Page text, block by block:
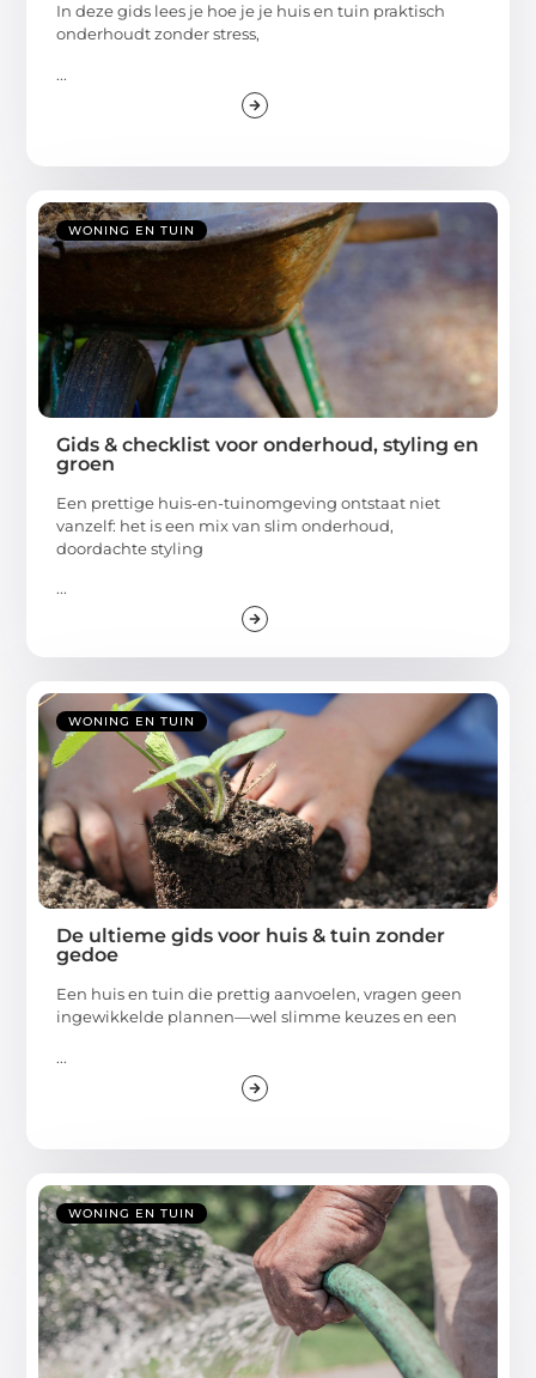
In deze gids lees je hoe je je huis en tuin praktisch
onderhoudt zonder stress,
...
WONING EN TUIN
Gids & checklist voor onderhoud, styling en
groen
Een prettige huis-en-tuinomgeving ontstaat niet
vanzelf: het is een mix van slim onderhoud,
doordachte styling
...
WONING EN TUIN
De ultieme gids voor huis & tuin zonder
gedoe
Een huis en tuin die prettig aanvoelen, vragen geen
ingewikkelde plannen—wel slimme keuzes en een
...
WONING EN TUIN